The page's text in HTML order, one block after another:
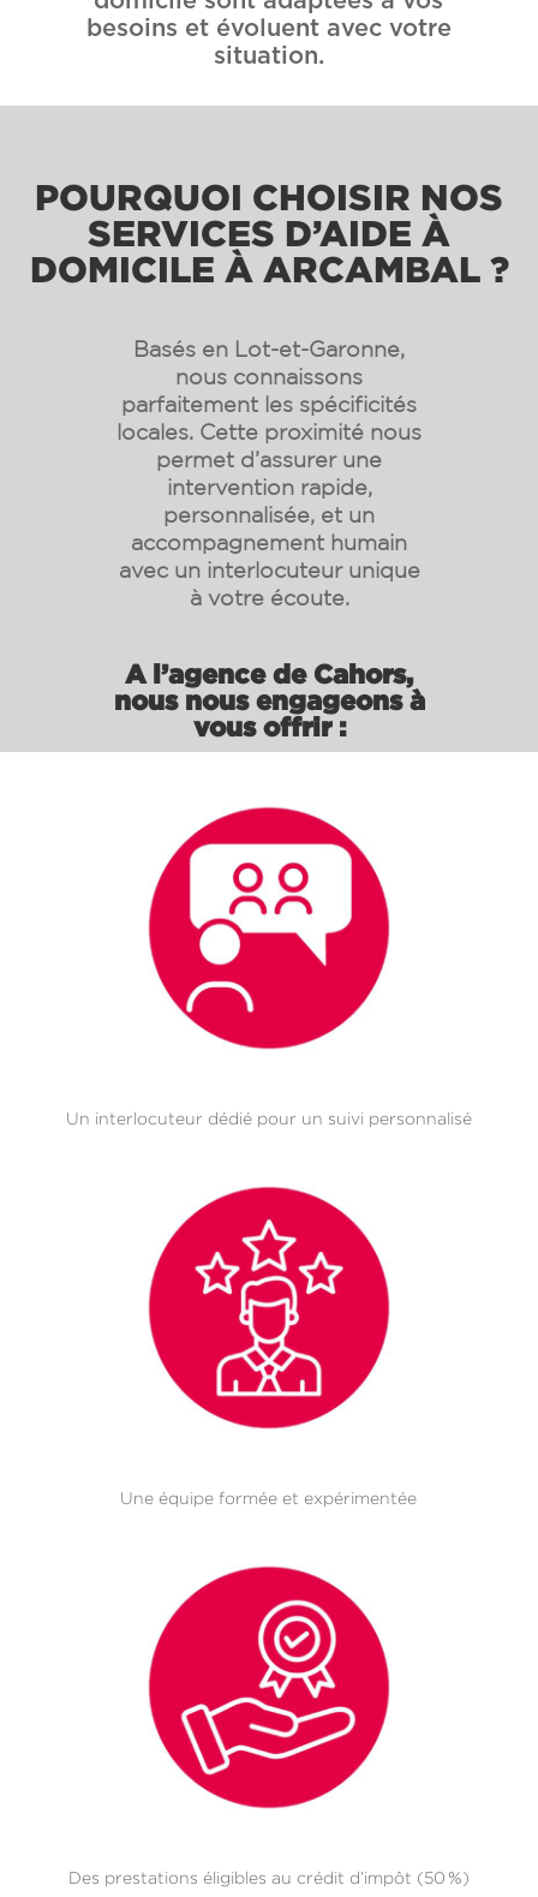
besoins et évoluent avec votre
situation.
POURQUOI CHOISIR NOS
SERVICES D’AIDE À
DOMICILE À ARCAMBAL ?
Basés en Lot-et-Garonne,
nous connaissons
parfaitement les spécificités
locales. Cette proximité nous
permet d’assurer une
intervention rapide,
personnalisée, et un
accompagnement humain
avec un interlocuteur unique
à votre écoute.
A l’agence de Cahors,
nous nous engageons à
vous offrir :
Un interlocuteur dédié pour un suivi personnalisé
Une équipe formée et expérimentée
Des prestations éligibles au crédit d’impôt (50 %)